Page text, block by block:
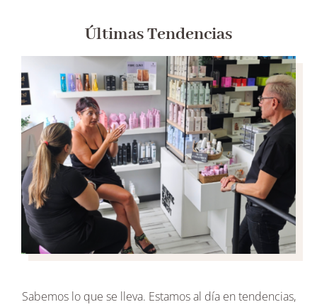
Últimas Tendencias
Sabemos lo que se lleva. Estamos al día en tendencias,